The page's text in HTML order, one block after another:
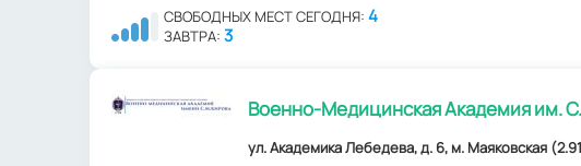
СВОБОДНЫХ МЕСТ СЕГОДНЯ: 4
ЗАВТРА: 3
Военно-Медицинская Академия им.
ул. Академика Лебедева, д. 6, м. Маяковская